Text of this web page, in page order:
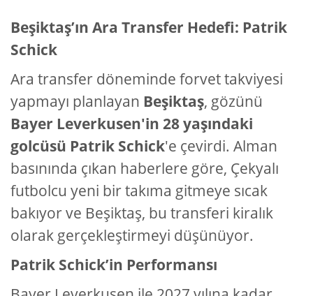
Beşiktaş’ın Ara Transfer Hedefi: Patrik
Schick
Ara transfer döneminde forvet takviyesi
yapmayı planlayan Beşiktaş, gözünü
Bayer Leverkusen'in 28 yaşındaki
golcüsü Patrik Schick'e çevirdi. Alman
basınında çıkan haberlere göre, Çekyalı
futbolcu yeni bir takıma gitmeye sıcak
bakıyor ve Beşiktaş, bu transferi kiralık
olarak gerçekleştirmeyi düşünüyor.
Patrik Schick’in Performansı